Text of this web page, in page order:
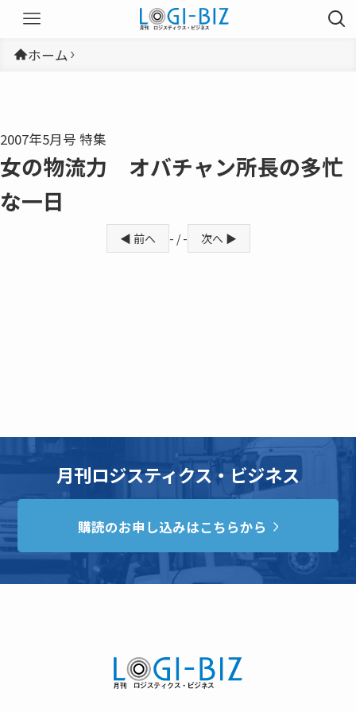
ホーム
2007年5月号 特集
女の物流力 オバチャン所長の多忙
な一日
◀ 前へ - / - 次へ ▶
月刊ロジスティクス・ビジネス
購読のお申し込みはこちらから